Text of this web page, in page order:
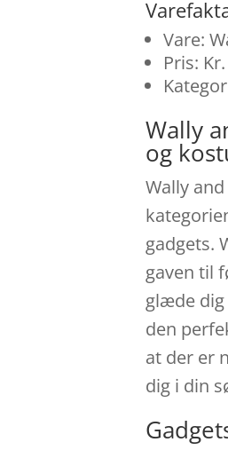
Vare:
Pris:
Wally
og
Wally
gadgets.
gaven til
glæde dig
den
at der er
dig i din